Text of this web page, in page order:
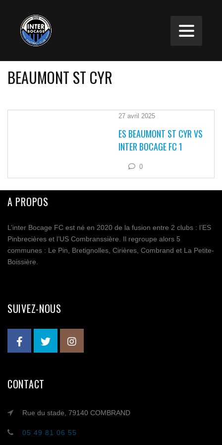
BEAUMONT ST CYR
27 avril 2025
ES BEAUMONT ST CYR VS
INTER BOCAGE FC 1
0
A PROPOS
L’inter Bocage FC est né en 2020 de la fusion entre 2 clubs : l’ES
Pinbrecières et l’US Combranssière. Il regroupe alors 5
communes : Le Pin, Bretignolles, Cirières, Combrand et La Petite-
Boissière.
SUIVEZ-NOUS
CONTACT
Rue du stade, 79140 COMBRAND
05 49 81 06 55